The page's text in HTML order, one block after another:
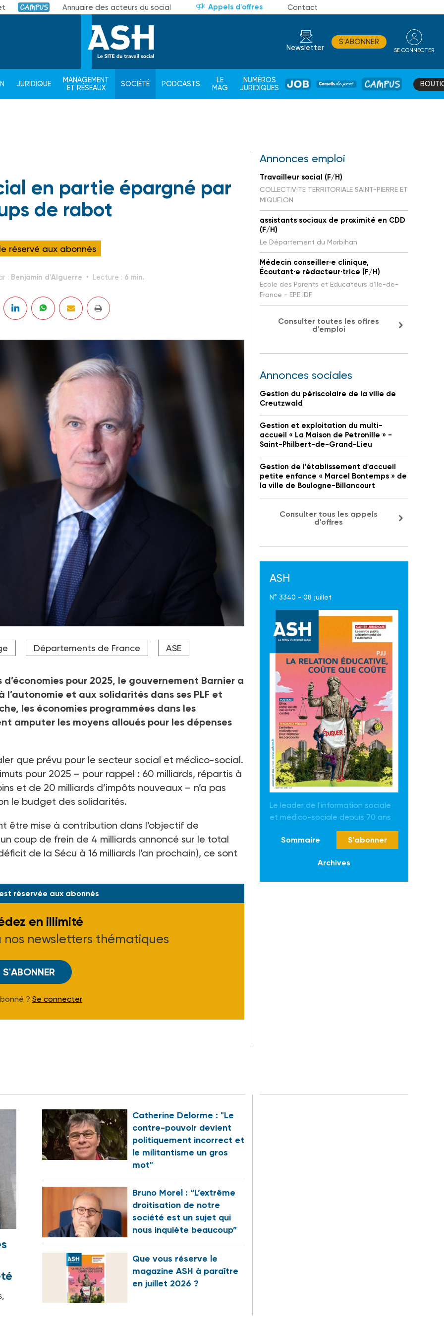
Campus Annuaire des acteurs du social Appels d'offres Contact
Newsletter
S'ABONNER
SE CONNECTER
JURIDIQUE
MANAGEMENT
ET RÉSEAUX
SOCIÉTÉ PODCASTS
LE
MAG
NUMÉROS
JURIDIQUES
JOB
DE
CAMPUS
en partie épargné par
de rabot
réservé aux abonnés
: Benjamin d'Alguerre Lecture : 6 min.
a prévu une revalorisation des crédits pour l'autonomie
Départements de France ASE
pour 2025, le gouvernement Barnier a
et aux solidarités dans ses PLF et
les économies programmées dans les
amputer les moyens alloués pour les dépenses
que prévu pour le secteur social et médico-social.
pour 2025 – pour rappel : 60 milliards, répartis à
et de 20 milliards d’impôts nouveaux – n’a pas
le budget des solidarités.
être mise à contribution dans l’objectif de
coup de frein de 4 milliards annoncé sur le total
de la Sécu à 16 milliards l’an prochain), ce sont
réservée aux abonnés
en illimité
nos newsletters thématiques
S'ABONNER
? Se connecter
Annonces emploi
Travailleur social (F/H)
COLLECTIVITE TERRITORIALE SAINT-PIERRE ET
MIQUELON
assistants sociaux de proximité en CDD
(F/H)
Le Département du Morbihan
Médecin conseiller·e clinique,
Écoutant·e rédacteur·trice (F/H)
Ecole des Parents et Educateurs d'Ile-de-
France - EPE IDF
Consulter toutes les offres
d'emploi
Annonces sociales
Gestion du périscolaire de la ville de
Creutzwald
Gestion et exploitation du multi-
accueil « La Maison de Petronille » -
Saint-Philbert-de-Grand-Lieu
Gestion de l'établissement d'accueil
petite enfance « Marcel Bontemps » de
la ville de Boulogne-Billancourt
Consulter tous les appels
d'offres
ASH
N° 3340 - 08 juillet
Le leader de l'information sociale
et médico-sociale depuis 70 ans
Sommaire S'abonner
Archives
Catherine Delorme : "Le
contre-pouvoir devient
politiquement incorrect et
le militantisme un gros
mot"
Bruno Morel : “L’extrême
droitisation de notre
société est un sujet qui
nous inquiète beaucoup”
Que vous réserve le
magazine ASH à paraître
en juillet 2026 ?